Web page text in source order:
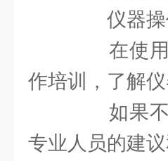
仪器操
在使用
作培训，了解
如果不
专业人员的建议